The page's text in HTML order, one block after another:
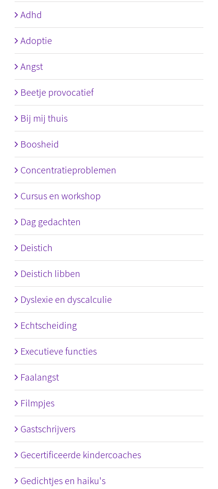
Adhd
Adoptie
Angst
Beetje provocatief
Bij mij thuis
Boosheid
Concentratieproblemen
Cursus en workshop
Dag gedachten
Deistich
Deistich libben
Dyslexie en dyscalculie
Echtscheiding
Executieve functies
Faalangst
Filmpjes
Gastschrijvers
Gecertificeerde kindercoaches
Gedichtjes en haiku's